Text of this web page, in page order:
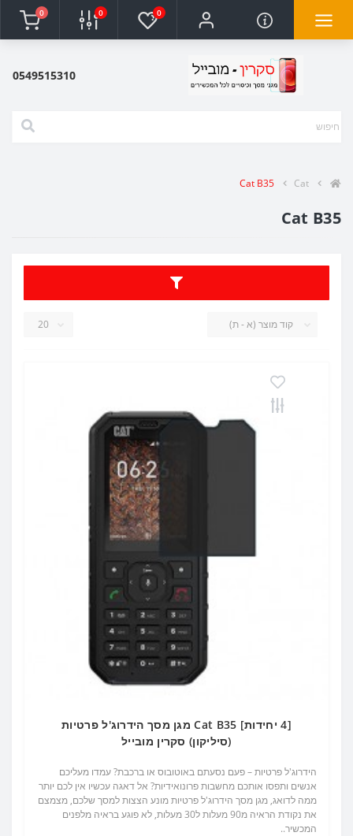
0
0
0
0549515310
Cat
Cat B35
Cat B35
[4 יחידות] Cat B35 מגן מסך הידרוג'ל פרטיות
(סיליקון) סקרין מובייל
הידרוג'ל פרטיות – פעם נסעתם באוטובוס או ברכבת? עמדו מעליכם
אנשים ותפסו אותכם מחשבות פרונואידיות? אל דאגה עכשיו אין לכם יותר
ממה לדואג, מגן מסך הידרוג'ל פרטיות מונע הצצות למסך שלכם, מצמצם
את נקודת הראיה מ90 מעלות ל30 מעלות, לא פוגע בראיה מלפנים
המכשיר..